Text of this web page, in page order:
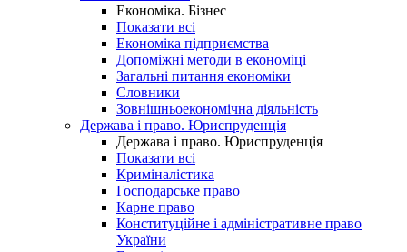
Економіка. Бізнес
Показати всі
Економіка підприємства
Допоміжні методи в економіці
Загальні питання економіки
Словники
Зовнішньоекономічна діяльність
Держава і право. Юриспруденція
Держава і право. Юриспруденція
Показати всі
Криміналістика
Господарське право
Карне право
Конституційне і адміністративне право
України